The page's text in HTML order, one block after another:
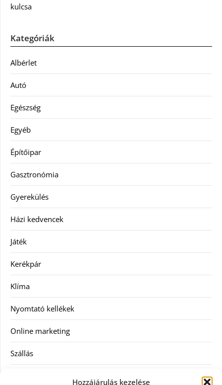
Hozzájárulás kezelése
kulcsa
Kategóriák
Albérlet
Autó
Egészség
Egyéb
Építőipar
Gasztronómia
Gyerekülés
Házi kedvencek
Játék
Kerékpár
Klíma
Nyomtató kellékek
Online marketing
Szállás